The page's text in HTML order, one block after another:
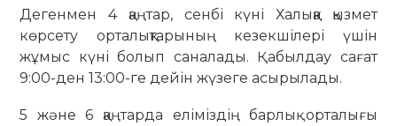
Дегенмен 4 қаңтар, сенбі күні Халыққа қызмет
көрсету орталықтарының кезекшілері үшін
жұмыс күні болып саналады. Қабылдау сағат
9:00-ден 13:00-ге дейін жүзеге асырылады.
5 және 6 қаңтарда еліміздің барлық орталығы